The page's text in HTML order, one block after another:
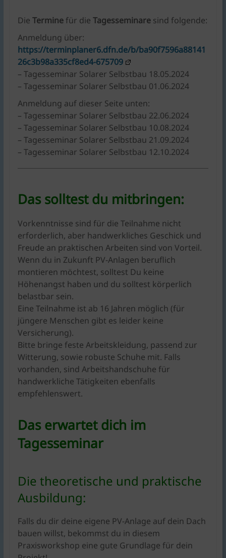
Die Terminefür die Tagesseminaresind folgende:
Anmeldung über:
https://terminplaner6.dfn.de/b/ba90f7596a88141
26c3b98a335cf8ed4-675709
– Tagesseminar Solarer Selbstbau 18.05.2024
– Tagesseminar Solarer Selbstbau 01.06.2024
Anmeldung auf dieser Seite unten:
– Tagesseminar Solarer Selbstbau 22.06.2024
– Tagesseminar Solarer Selbstbau 10.08.2024
– Tagesseminar Solarer Selbstbau 21.09.2024
– Tagesseminar Solarer Selbstbau 12.10.2024
Das solltest du mitbringen:
Vorkenntnisse sind für die Teilnahme nicht
erforderlich, aber handwerkliches Geschick und
Freude an praktischen Arbeiten sind von Vorteil.
Wenn du in Zukunft PV-Anlagen beruflich
montieren möchtest, solltest Du keine
Höhenangst haben und du solltest körperlich
belastbar sein.
Eine Teilnahme ist ab 16 Jahren möglich (für
jüngere Menschen gibt es leider keine
Versicherung).
Bitte bringe feste Arbeitskleidung, passend zur
Witterung, sowie robuste Schuhe mit. Falls
vorhanden, sind Arbeitshandschuhe für
handwerkliche Tätigkeiten ebenfalls
empfehlenswert.
Das erwartet dich im
Tagesseminar
Die theoretische und praktische
Ausbildung:
Falls du dir deine eigene PV-Anlage auf dein Dach
bauen willst, bekommst du in diesem
Praxisworkshop eine gute Grundlage für dein